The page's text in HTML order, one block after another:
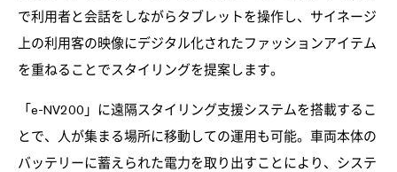
で利用者と会話をしながらタブレットを操作し、サイネージ
上の利用客の映像にデジタル化されたファッションアイテム
を重ねることでスタイリングを提案します。
「e-NV200」に遠隔スタイリング支援システムを搭載するこ
とで、人が集まる場所に移動しての運用も可能。車両本体の
バッテリーに蓄えられた電力を取り出すことにより、システ